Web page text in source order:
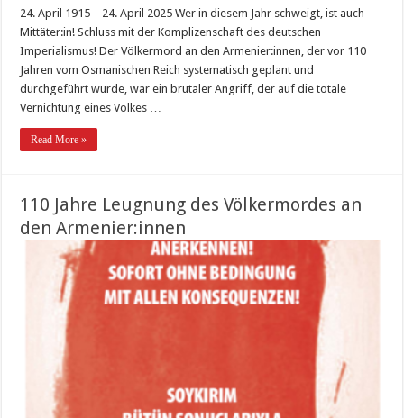
24. April 1915 – 24. April 2025 Wer in diesem Jahr schweigt, ist auch
Mittäter:in! Schluss mit der Komplizenschaft des deutschen
Imperialismus! Der Völkermord an den Armenier:innen, der vor 110
Jahren vom Osmanischen Reich systematisch geplant und
durchgeführt wurde, war ein brutaler Angriff, der auf die totale
Vernichtung eines Volkes …
Read More »
110 Jahre Leugnung des Völkermordes an
den Armenier:innen